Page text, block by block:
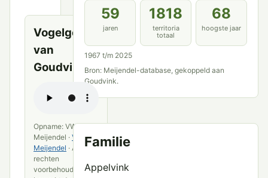
bronnen
Vogelgeluid
van
Goudvink
Opname: VWG
Meijendel · VWG
Meijendel · Alle
rechten
voorbehouden ·
59
jaren
1818
territoria
totaal
68
hoogste jaar
1967 t/m 2025
Bron: Meijendel-database, gekoppeld aan
Goudvink.
Familie
Appelvink